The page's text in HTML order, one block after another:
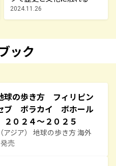
2024.11.26
ック
球の歩き方 フィリピン
ブ ボラカイ ボホール
０２４～２０２５
アジア） 地球の歩き方 海外
売